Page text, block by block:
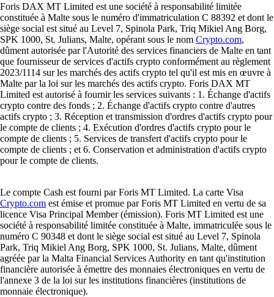
Foris DAX MT Limited est une société à responsabilité limitée
constituée à Malte sous le numéro d'immatriculation C 88392 et dont le
siège social est situé au Level 7, Spinola Park, Triq Mikiel Ang Borg,
SPK 1000, St. Julians, Malte, opérant sous le nom Crypto.com,
dûment autorisée par l'Autorité des services financiers de Malte en tant
que fournisseur de services d'actifs crypto conformément au règlement
2023/1114 sur les marchés des actifs crypto tel qu'il est mis en œuvre à
Malte par la loi sur les marchés des actifs crypto. Foris DAX MT
Limited est autorisé à fournir les services suivants : 1. Échange d'actifs
crypto contre des fonds ; 2. Échange d'actifs crypto contre d'autres
actifs crypto ; 3. Réception et transmission d'ordres d'actifs crypto pour
le compte de clients ; 4. Exécution d'ordres d'actifs crypto pour le
compte de clients ; 5. Services de transfert d'actifs crypto pour le
compte de clients ; et 6. Conservation et administration d'actifs crypto
pour le compte de clients.
Le compte Cash est fourni par Foris MT Limited. La carte Visa
Crypto.com est émise et promue par Foris MT Limited en vertu de sa
licence Visa Principal Member (émission). Foris MT Limited est une
société à responsabilité limitée constituée à Malte, immatriculée sous le
numéro C 90348 et dont le siège social est situé au Level 7, Spinola
Park, Triq Mikiel Ang Borg, SPK 1000, St. Julians, Malte, dûment
agréée par la Malta Financial Services Authority en tant qu'institution
financière autorisée à émettre des monnaies électroniques en vertu de
l'annexe 3 de la loi sur les institutions financières (institutions de
monnaie électronique).